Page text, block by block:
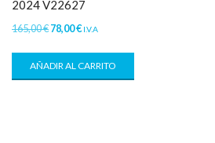
2024 V22627
165,00€78,00€ I.V.A
AÑADIR AL CARRITO